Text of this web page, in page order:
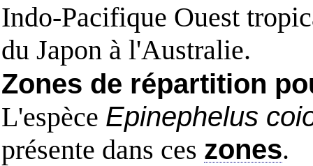
Indo-Pacifique Ouest
du Japon à l'Australie.
Zones de répartition
L'espèce Epinephelus
présente dans ces zones.